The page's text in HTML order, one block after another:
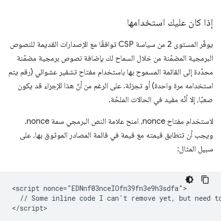
إذا كان عليك استخدامها
يوفّر المستوى 2 من سياسة CSP توافقًا مع الإصدارات القديمة للنصوص
البرمجية المضمّنة من خلال السماح لك بإضافة نصوص برمجية مضمّنة
محدّدة إلى القائمة المسموح بها باستخدام مفتاح تشفير عشوائي (رقم يتم
استخدامه مرة واحدة) أو تجزئة. على الرغم من أنّ هذا الإجراء قد يكون
صعبًا، إلا أنّه مفيد في الحالات الملحّة.
لاستخدام مفتاح nonce، امنح علامة النص البرمجي سمة nonce.
ويجب أن تتطابق قيمته مع قيمة في قائمة المصادر الموثوق بها. على
سبيل المثال:
<script nonce="EDNnf03nceIOfn39fn3e9h3sdfa">
// Some inline code I can't remove yet, but need